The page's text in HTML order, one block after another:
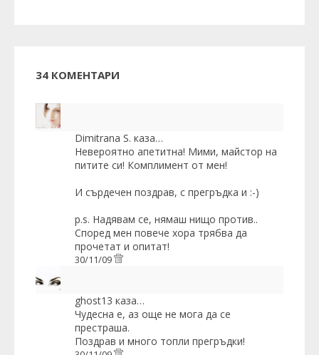
34 КОМЕНТАРИ
Dimitrana S. каза…
Невероятно апетитна! Мими, майстор на
питите си! Комплимент от мен!
И сърдечен поздрав, с прегръдка и :-)
p.s. Надявам се, нямаш нищо против..
Според мен повече хора трябва да
прочетат и опитат!
30/11/09
ghost13 каза…
Чудесна е, аз още не мога да се
престраша.
Поздрав и много топли прегръдки!